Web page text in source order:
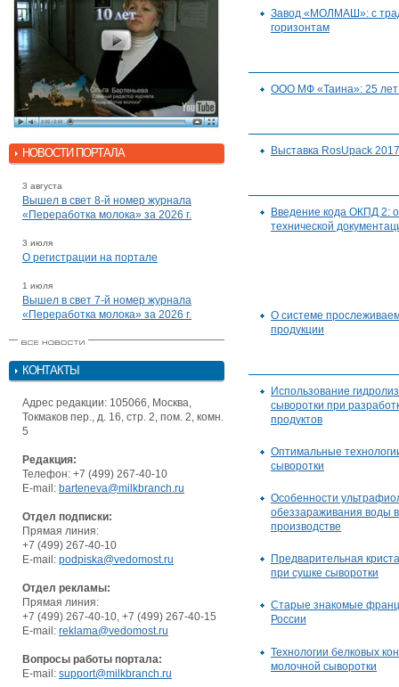
НОВОСТИ ПОРТАЛА
3 августа
Вышел в свет 8-й номер журнала
«Переработка молока» за 2026 г.
3 июля
О регистрации на портале
1 июля
Вышел в свет 7-й номер журнала
«Переработка молока» за 2026 г.
КОНТАКТЫ
Адрес редакции: 105066, Москва,
Токмаков пер., д. 16, стр. 2, пом. 2, комн.
5
Редакция:
Телефон: +7 (499) 267-40-10
E-mail: barteneva@milkbranch.ru
Отдел подписки:
Прямая линия:
+7 (499) 267-40-10
E-mail: podpiska@vedomost.ru
Отдел рекламы:
Прямая линия:
+7 (499) 267-40-10, +7 (499) 267-40-15
E-mail: reklama@vedomost.ru
Вопросы работы портала:
E-mail: support@milkbranch.ru
Завод «МОЛМАШ»: с
горизонтам
ООО МФ «Таина»: 25 лет
Выставка RosUpack 2017
Введение кода ОКПД 2:
технической
О системе
продукции
Использование
сыворотки при
продуктов
Оптимальные
сыворотки
Особенности
обеззараживания воды
производстве
Предварительная
при сушке сыворотки
Старые знакомые
России
Технологии белковых
молочной сыворотки